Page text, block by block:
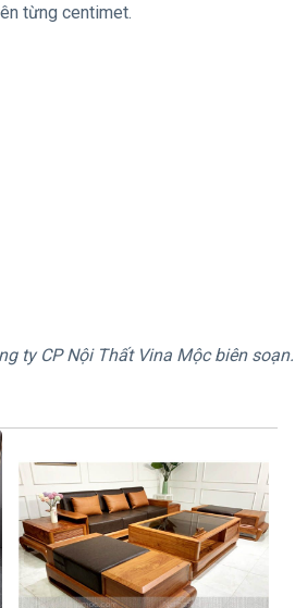
từng centimet.
ty CP Nội Thất Vina Mộc biên soạn.